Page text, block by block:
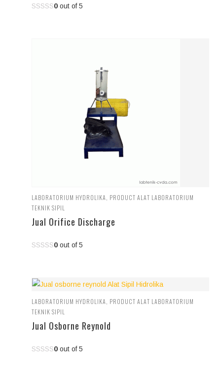
0 out of 5
LABORATORIUM HYDROLIKA PRODUCT ALAT LABORATORIUM
TEKNIK SIPIL
Jual Orifice Discharge
0 out of 5
LABORATORIUM HYDROLIKA PRODUCT ALAT LABORATORIUM
TEKNIK SIPIL
Jual Osborne Reynold
0 out of 5